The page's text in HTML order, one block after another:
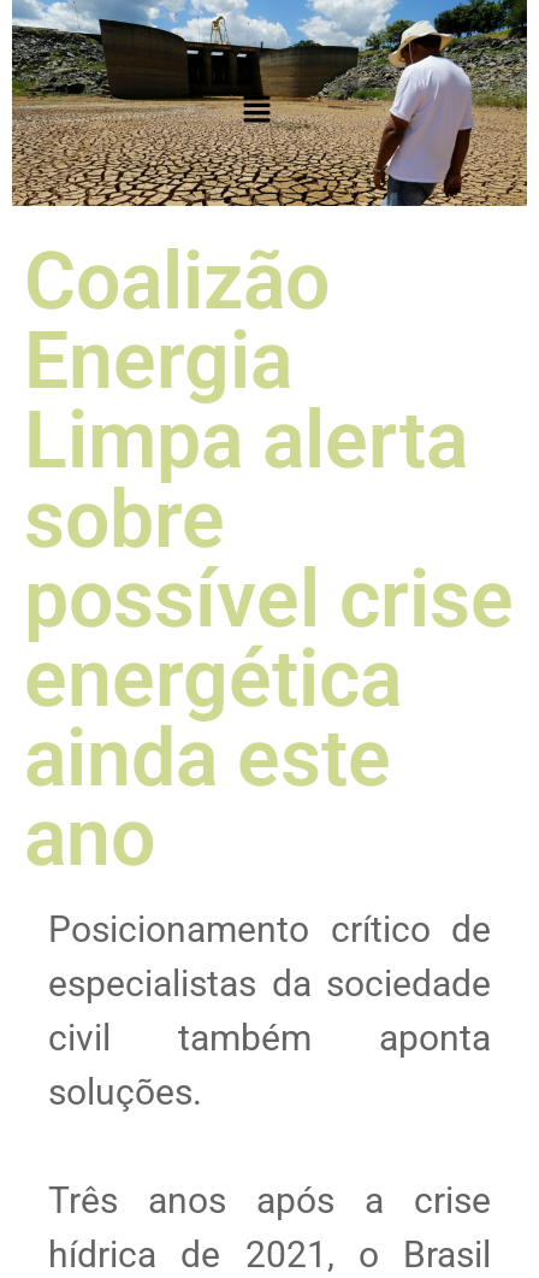
Coalizão
Energia
Limpa alerta
sobre
possível crise
energética
ainda este
ano
Posicionamento crítico de
especialistas da sociedade
civil também aponta
soluções.
Três anos após a crise
hídrica de 2021, o Brasil